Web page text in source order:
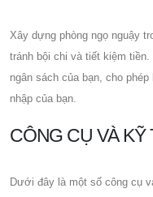
Xây dựng phòng ngọ nguậy
tránh bội chi và tiết kiệm
ngân sách của bạn, cho
nhập của bạn.
CÔNG CỤ VÀ
Dưới đây là một số công cụ